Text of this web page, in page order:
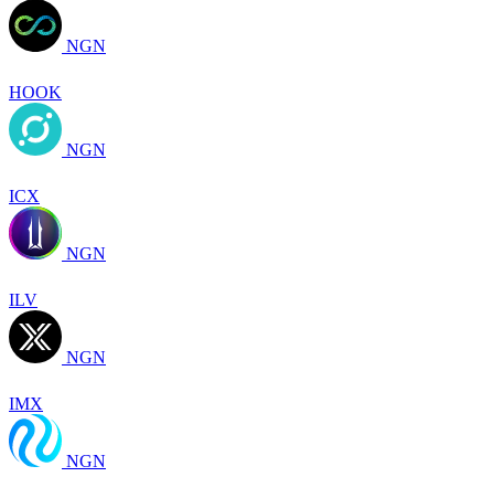
NGN
HOOK
NGN
ICX
NGN
ILV
NGN
IMX
NGN